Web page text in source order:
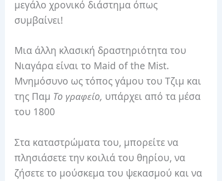
μεγάλο χρονικό διάστημα όπως
συμβαίνει!
Μια άλλη κλασική δραστηριότητα του
Νιαγάρα είναι το Maid of the Mist.
Μνημόσυνο ως τόπος γάμου του Τζιμ και
της Παμ Το γραφείο, υπάρχει από τα μέσα
του 1800
Στα καταστρώματα του, μπορείτε να
πλησιάσετε την κοιλιά του θηρίου, να
ζήσετε το μούσκεμα του ψεκασμού και να